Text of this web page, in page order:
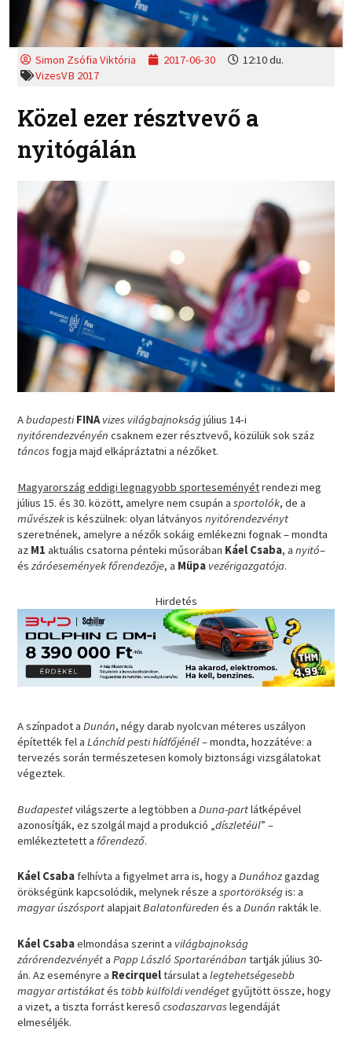
Simon Zsófia Viktória 2017-06-30
12:10 du.
VizesVB 2017
Közel ezer résztvevő a
nyitógálán
Abudapesti FINA vizes világbajnokságjúlius 14-i
nyitórendezvényén csaknem ezer résztvevő, közülük sok száz
táncosfogja majd elkápráztatni a nézőket.
Magyarország eddigi legnagyobb sporteseményétrendezi meg
július 15. és 30. között, amelyre nem csupán asportolók, de a
művészekis készülnek: olyan látványosnyitórendezvényt
szeretnének, amelyre a nézők sokáig emlékezni fognak – mondta
az M1 aktuális csatorna pénteki műsorában Káel Csaba, anyitó–
észáróesemények főrendezője, a Müpa vezérigazgatója.
Hirdetés
A színpadot aDunán, négy darab nyolcvan méteres uszályon
építették fel aLánchíd pesti hídfőjénél– mondta, hozzátéve: a
tervezés során természetesen komoly biztonsági vizsgálatokat
végeztek.
Budapestetvilágszerte a legtöbben a Duna-partlátképével
azonosítják, ez szolgál majd a produkció „díszletéül” –
emlékeztetett afőrendező.
Káel Csabafelhívta a figyelmet arra is, hogy aDunáhozgazdag
örökségünk kapcsolódik, melynek része asportörökségis: a
magyar úszósportalapjaitBalatonfüreden és aDunán rakták le.
Káel Csabaelmondása szerint a világbajnokság
zárórendezvényétaPapp László Sportarénában tartják július 30-
án. Az eseményre a Recirqueltársulat alegtehetségesebb
magyar artistákatés több külföldi vendégetgyűjtött össze, hogy
a vizet, a tiszta forrást keresőcsodaszarvaslegendáját
elmeséljék.